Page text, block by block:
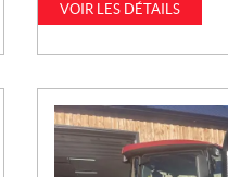
X
VOIR LES DÉTAILS